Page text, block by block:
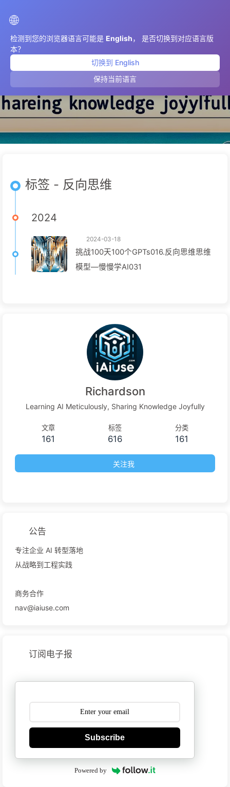
🌐
检测到您的浏览器语言可能是 English， 是否切换到对应语言版
本？
切换到 English
保持当前语言
反向思维
标签 - 反向思维
2024
2024-03-18
挑战100天100个GPTs016.反向思维思维
模型—慢慢学AI031
Richardson
Learning AI Meticulously, Sharing Knowledge Joyfully
文章
161
标签
616
分类
161
关注我
公告
专注企业 AI 转型落地
从战略到工程实践
商务合作
nav@iaiuse.com
订阅电子报
Subscribe
Powered by